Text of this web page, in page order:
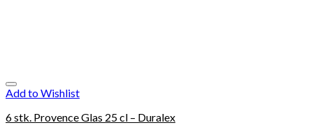
Add to Wishlist
6 stk. Provence Glas 25 cl – Duralex